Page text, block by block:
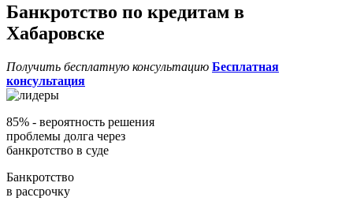
Банкротство по кредитам в
Хабаровске
Получить бесплатную консультацию Бесплатная
консультация
85% - вероятность решения
проблемы долга через
банкротство в суде
Банкротство
в рассрочку